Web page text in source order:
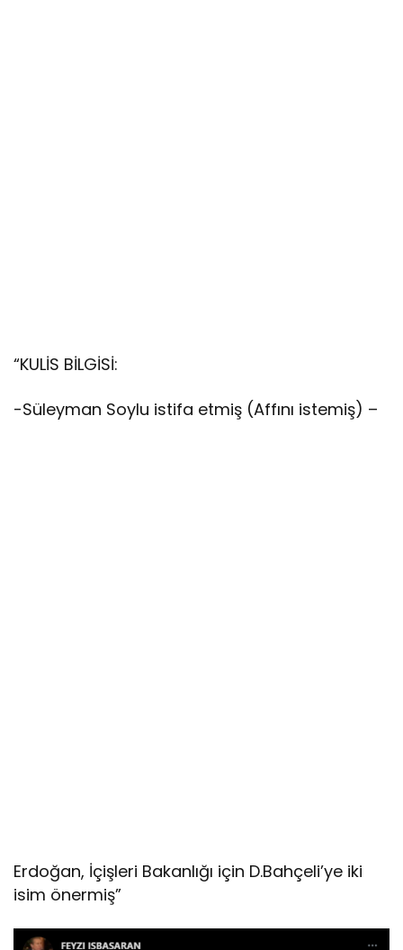
“KULİS BİLGİSİ:
-Süleyman Soylu istifa etmiş (Affını istemiş) –
Erdoğan, İçişleri Bakanlığı için D.Bahçeli’ye iki
isim önermiş”